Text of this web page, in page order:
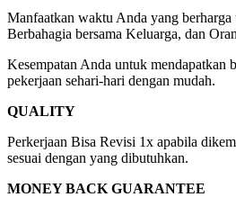
Manfaatkan waktu Anda yang
Berbahagia bersama Keluarga, dan
Kesempatan Anda untuk mendapatkan
pekerjaan sehari-hari dengan mudah.
QUALITY
Perkerjaan Bisa Revisi 1x apabila
sesuai dengan yang dibutuhkan.
MONEY BACK GUARANTEE